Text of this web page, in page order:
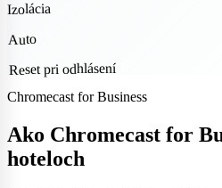
Izolácia
Auto
Reset pri odhlásení
Chromecast for Business
Ako Chromecast for
hoteloch